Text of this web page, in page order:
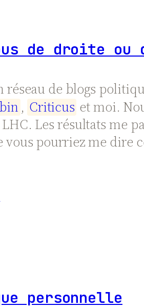
de droite ou
réseau de blogs
bin , Criticus et moi.
Les résultats me
vous pourriez me dire
personnelle